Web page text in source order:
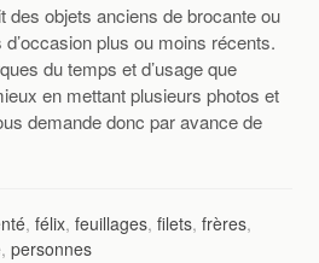
des objets anciens de brocante ou
plus ou moins récents.
du temps et d’usage que
en mettant plusieurs photos et
demande donc par avance de
,félix,feuillages,filets,frères,
,personnes